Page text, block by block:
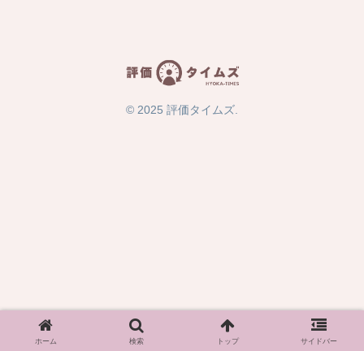
© 2025 評価タイムズ.
ホーム 検索 トップ サイドバー